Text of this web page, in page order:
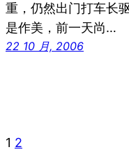
重，仍然出门打车长
是作美，前一天尚…
22 10 月, 2006
1 2